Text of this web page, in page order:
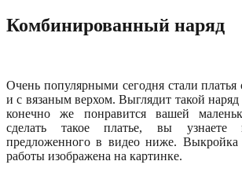
Комбинированный наряд
Очень популярными сегодня стали
и с вязаным верхом. Выглядит такой
конечно же понравится вашей
сделать такое платье, вы узнаете
предложенного в видео ниже. Выкройка
работы изображена на картинке.